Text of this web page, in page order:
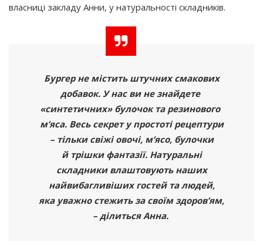
власниці закладу Анни, у натуральності складників.
Бургер не містить штучних смакових
добавок. У нас ви не знайдете
«синтетичних» булочок та резинового
м’яса. Весь секрет у простоті рецептури
– тільки свіжі овочі, м’ясо, булочки
й трішки фантазії. Натуральні
складники влаштовують наших
найвибагливіших гостей та людей,
яка уважно стежить за своїм здоров’ям,
– ділиться Анна.